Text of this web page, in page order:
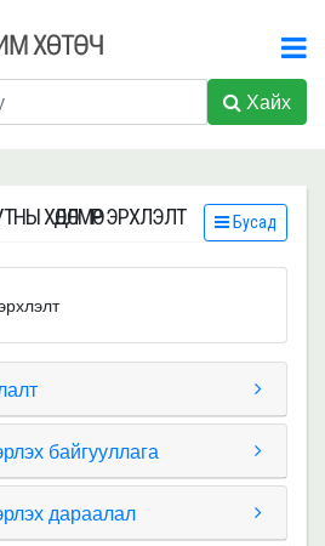
Хайх
ХӨДӨЛМӨР ЭРХЛЭЛТ Бусад
байгууллага
дараалал